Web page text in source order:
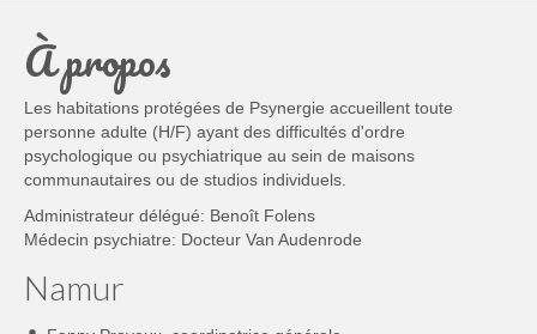
À propos
Les habitations protégées de Psynergie accueillent toute
personne adulte (H/F) ayant des difficultés d'ordre
psychologique ou psychiatrique au sein de maisons
communautaires ou de studios individuels.
Administrateur délégué: Benoît Folens
Médecin psychiatre: Docteur Van Audenrode
Namur